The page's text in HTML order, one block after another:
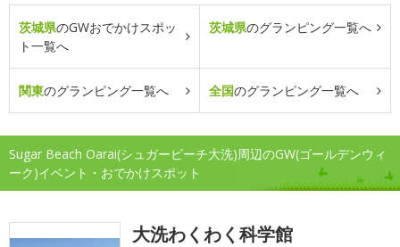
茨城県のGWおでかけスポッ
ト一覧へ
茨城県のグランピング一覧へ
関東のグランピング一覧へ 全国のグランピング一覧へ
Sugar Beach Oarai(シュガービーチ大洗)周辺のGW(ゴールデンウィ
ーク)イベント・おでかけスポット
大洗わくわく科学館